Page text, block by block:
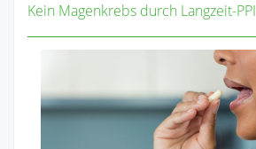
Kein Magenkrebs durch Langzeit-PPI